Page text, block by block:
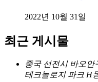
2022년 10월 31일
최근 게시물
중국 선전시 바오안
테크놀로지 파크 H